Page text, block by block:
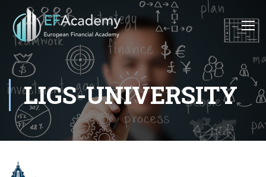
LIGS-UNIVERSITY